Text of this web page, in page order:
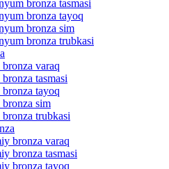
bronza tasmasi
bronza tayoq
bronza sim
bronza trubkasi
varaq
tasmasi
tayoq
sim
trubkasi
bronza varaq
bronza tasmasi
bronza tayoq